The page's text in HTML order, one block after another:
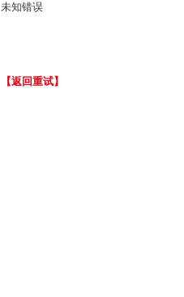
未知错误
【返回重试】